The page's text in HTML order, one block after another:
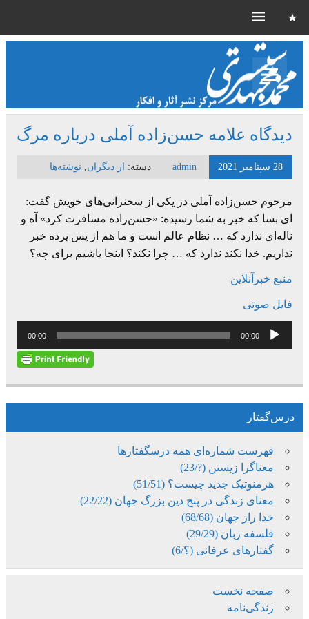
دیدگاه علامه حسن‌زاده آملی درباره مرگ
28 سپتامبر 2021 admin دسته: از دیگران, نوشته‌ها
مرحوم حسن‌زاده آملی در یکی از سخنرانی‌های خویش گفت:
ای بسا که خبر به شما رسیده: «حسن‌زاده مسافرت کرد» آه و
ناله‌ای ندارد که … نظام عالم است و ما هم از پس پرده خبر
نداریم. خدا نکند ندارد که … چرا نکند؟ اینجا باشیم برای چه؟
منبع خبرآنلاین
فایل صوتی
پخش‌کننده
صوت
00:00
00:00
درس‌گفتار
فهرست شماره‌ای همه درسگفتارها
معناگرا زیستن (?/23)
هرمنوتیک جدید چیست؟ (51/51)
معنای زندگی در پنج دین بزرگ جهان (22/22)
خدا راز جهان (68/68)
فلسفه زبان (29/29)
گفتارهای عرفانی (؟/6)
صفحه نخست
زندگی‌نامه